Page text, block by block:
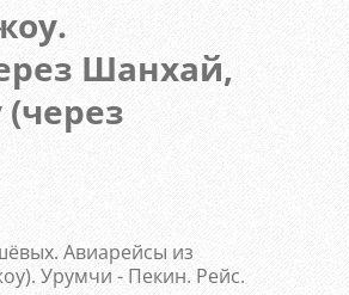
Шанхай,
Авиарейсы из
Урумчи - Пекин. Рейс.